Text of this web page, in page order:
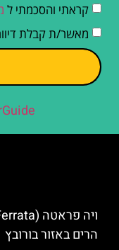
קראתי והסכמתי ל
מאשר/ת קבלת
הרים באזור בורובץ